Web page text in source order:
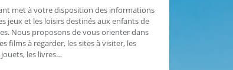
met à votre disposition des informations
jeux et les loisirs destinés aux enfants de
Nous proposons de vous orienter dans
films à regarder, les sites à visiter, les
les livres…